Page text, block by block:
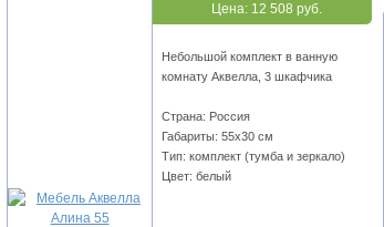
Цена: 12 508 руб.
Небольшой комплект в ванную
комнату Аквелла, 3 шкафчика
Страна: Россия
Габариты: 55х30 см
Тип: комплект (тумба и зеркало)
Цвет: белый